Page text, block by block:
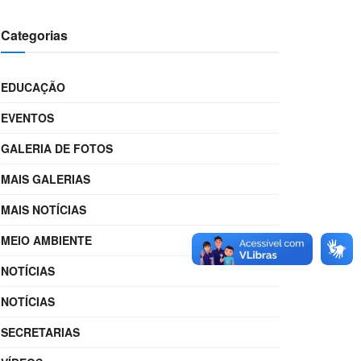
Categorias
EDUCAÇÃO
EVENTOS
GALERIA DE FOTOS
MAIS GALERIAS
MAIS NOTÍCIAS
MEIO AMBIENTE
NOTÍCIAS
NOTÍCIAS
SECRETARIAS